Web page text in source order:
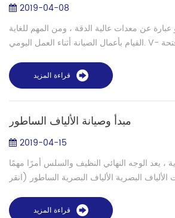
2019-04-08
عبارة عن معدات عالية الدقة ، ومن المهم للغاية
القيام بأعمال الصيانة أثناء العمل اليومي. V- الأخدود هو فتحة V على
قراءة المزيد
مبدأ وصيانة الألياف الساطور
2019-04-15
، يعد الوجه النهائي النظيف والسلس أمرًا مهمًا
الألياف البصرية الألياف البصرية الساطور (انقر
قراءة المزيد